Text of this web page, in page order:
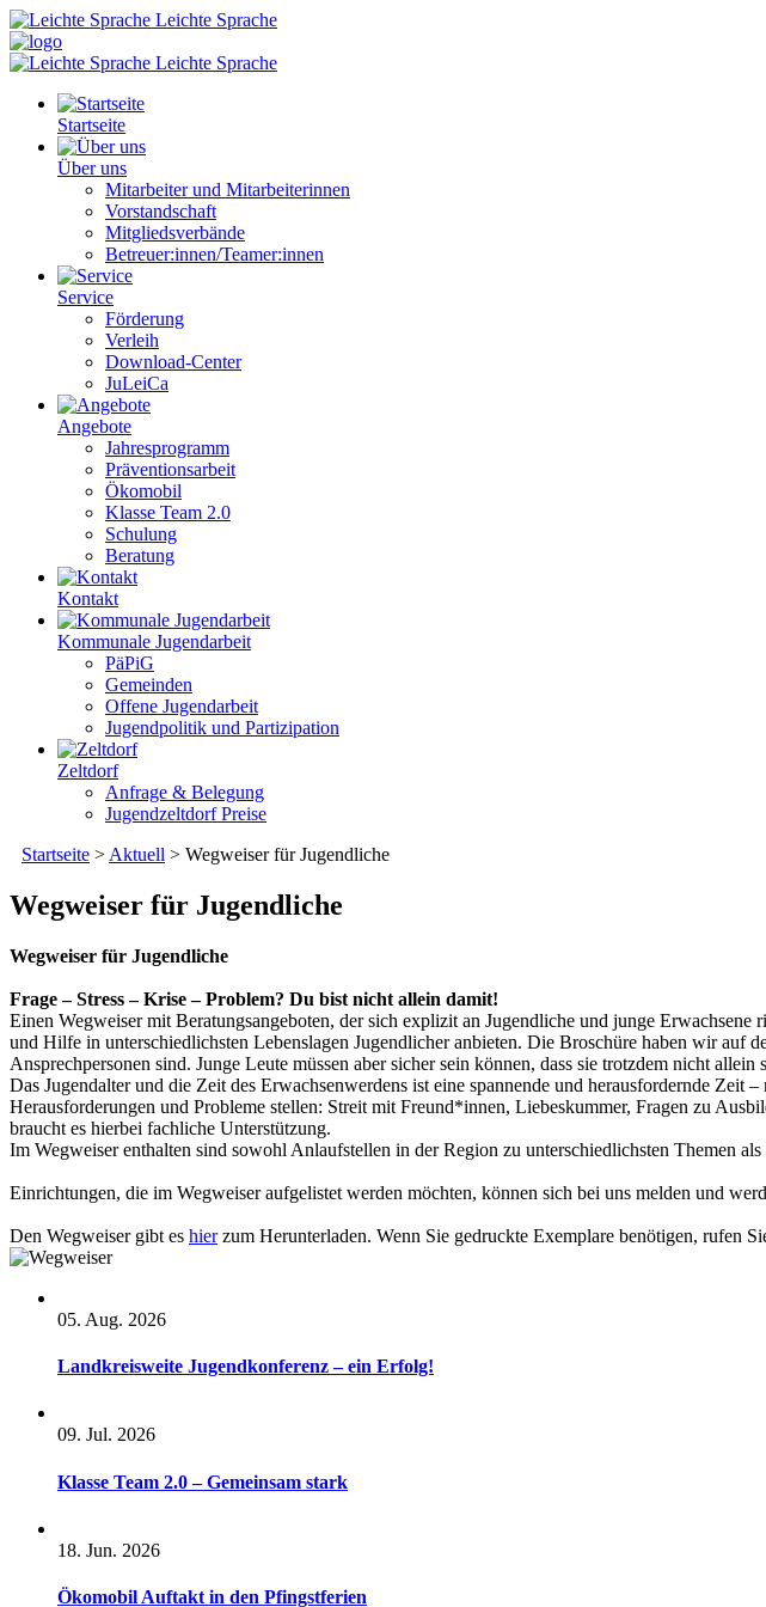
Leichte Sprache
Leichte Sprache
Startseite
Über uns
Mitarbeiter und Mitarbeiterinnen
Vorstandschaft
Mitgliedsverbände
Betreuer:innen/Teamer:innen
Service
Förderung
Verleih
Download-Center
JuLeiCa
Angebote
Jahresprogramm
Präventionsarbeit
Ökomobil
Klasse Team 2.0
Schulung
Beratung
Kontakt
Kommunale Jugendarbeit
PäPiG
Gemeinden
Offene Jugendarbeit
Jugendpolitik und Partizipation
Zeltdorf
Anfrage & Belegung
Jugendzeltdorf Preise
Startseite > Aktuell > Wegweiser für Jugendliche
Wegweiser für Jugendliche
Wegweiser für Jugendliche
Frage – Stress – Krise – Problem? Du bist nicht allein damit!
Einen Wegweiser mit Beratungsangeboten, der sich explizit an Jugendliche und junge
und Hilfe in unterschiedlichsten Lebenslagen Jugendlicher anbieten. Die Broschüre haben wir auf
Ansprechpersonen sind. Junge Leute müssen aber sicher sein können, dass sie trotzdem nicht
Das Jugendalter und die Zeit des Erwachsenwerdens ist eine spannende und herausfordernde
Herausforderungen und Probleme stellen: Streit mit Freund*innen, Liebeskummer, Fragen zu
braucht es hierbei fachliche Unterstützung.
Im Wegweiser enthalten sind sowohl Anlaufstellen in der Region zu unterschiedlichsten Themen
Einrichtungen, die im Wegweiser aufgelistet werden möchten, können sich bei uns melden und
Den Wegweiser gibt es hierzum Herunterladen. Wenn Sie gedruckte Exemplare benötigen, rufen
05. Aug. 2026
Landkreisweite Jugendkonferenz – ein Erfolg!
09. Jul. 2026
Klasse Team 2.0 – Gemeinsam stark
18. Jun. 2026
Ökomobil Auftakt in den Pfingstferien